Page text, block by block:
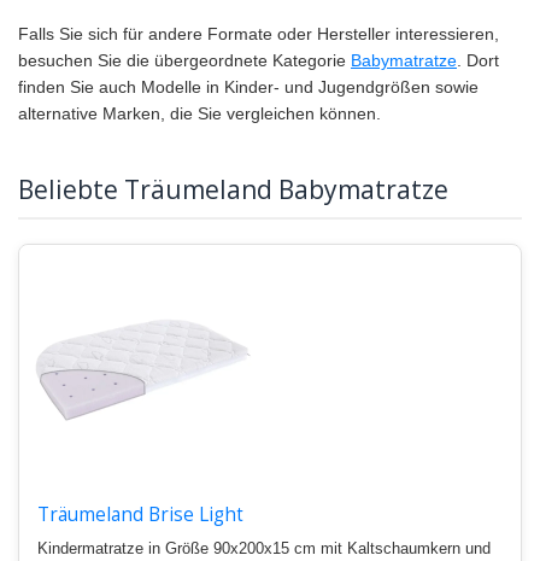
Falls Sie sich für andere Formate oder Hersteller interessieren,
besuchen Sie die übergeordnete Kategorie Babymatratze. Dort
finden Sie auch Modelle in Kinder- und Jugendgrößen sowie
alternative Marken, die Sie vergleichen können.
Beliebte Träumeland Babymatratze
Träumeland Brise Light
Kindermatratze in Größe 90x200x15 cm mit Kaltschaumkern und